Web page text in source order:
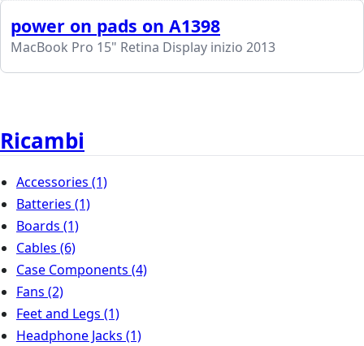
power on pads on A1398
MacBook Pro 15" Retina Display inizio 2013
Ricambi
Accessories (1)
Batteries (1)
Boards (1)
Cables (6)
Case Components (4)
Fans (2)
Feet and Legs (1)
Headphone Jacks (1)